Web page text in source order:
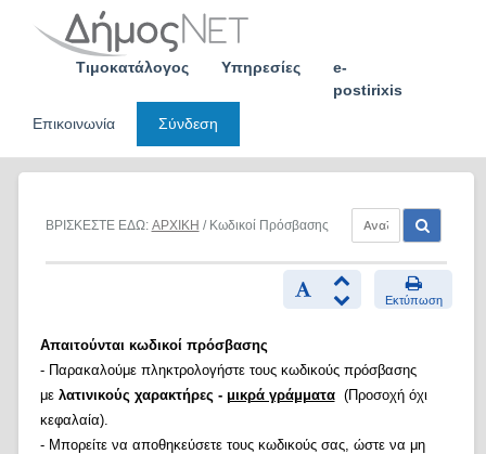
Τιμοκατάλογος Υπηρεσίες
e-
postirixis
Επικοινωνία
Σύνδεση
ΒΡΙΣΚΕΣΤΕ ΕΔΩ: ΑΡΧΙΚΗ / Κωδικοί Πρόσβασης
Εκτύπωση
Απαιτούνται κωδικοί πρόσβασης
- Παρακαλούμε πληκτρολογήστε τους κωδικούς πρόσβασης
με λατινικούς χαρακτήρες - μικρά γράμματα(Προσοχή όχι
κεφαλαία).
- Μπορείτε να αποθηκεύσετε τους κωδικούς σας, ώστε να μη